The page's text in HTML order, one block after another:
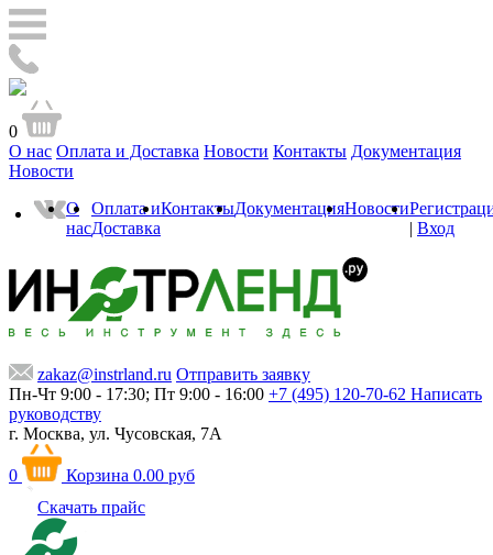
0
О нас Оплата и Доставка Новости Контакты Документация
Новости
О
нас
Оплата и
Доставка
КонтактыДокументацияНовости
| Вход
zakaz@instrland.ru Отправить заявку
Пн-Чт 9:00 - 17:30; Пт 9:00 - 16:00 +7 (495) 120-70-62 Написать
руководству
г. Москва, ул. Чусовская, 7А
0 Корзина 0.00 руб
Скачать прайс